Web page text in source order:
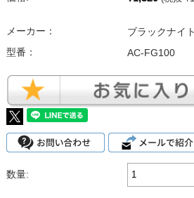
メーカー：
ブラックナイト
型番：
AC-FG100
数量: